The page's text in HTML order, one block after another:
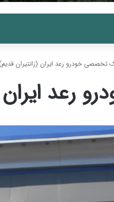
تخصصی خودرو رعد ایران (زانتیران قدیم)
رعد ایران